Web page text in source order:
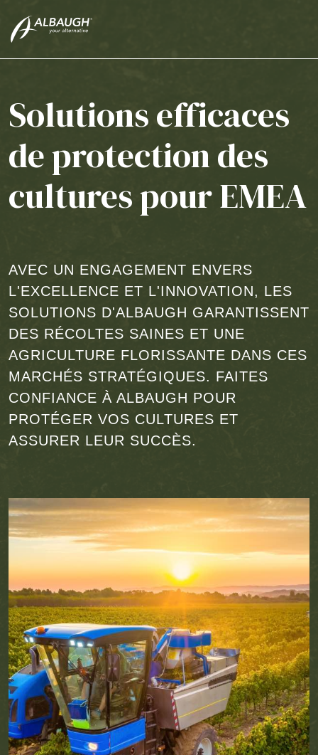
Solutions efficaces
de protection des
cultures pour EMEA
AVEC UN ENGAGEMENT ENVERS
L'EXCELLENCE ET L'INNOVATION, LES
SOLUTIONS D'ALBAUGH GARANTISSENT
DES RÉCOLTES SAINES ET UNE
AGRICULTURE FLORISSANTE DANS CES
MARCHÉS STRATÉGIQUES. FAITES
CONFIANCE À ALBAUGH POUR
PROTÉGER VOS CULTURES ET
ASSURER LEUR SUCCÈS.